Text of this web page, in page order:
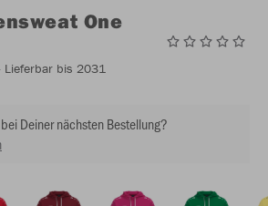
One
Lieferbar bis 2031
Deiner nächsten Bestellung?